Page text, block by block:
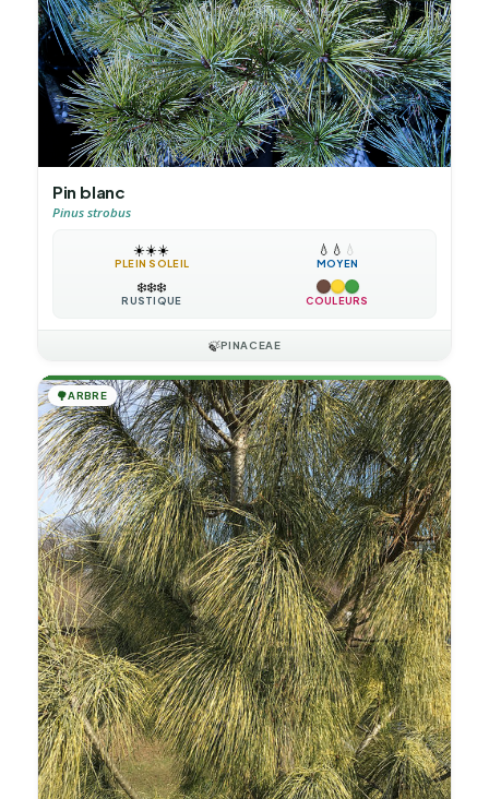
Pin blanc
Pinus strobus
☀️☀️☀️
PLEIN SOLEIL
💧 💧 💧
MOYEN
❄️❄️❄️
RUSTIQUE COULEURS
🍃PINACEAE
🌳ARBRE